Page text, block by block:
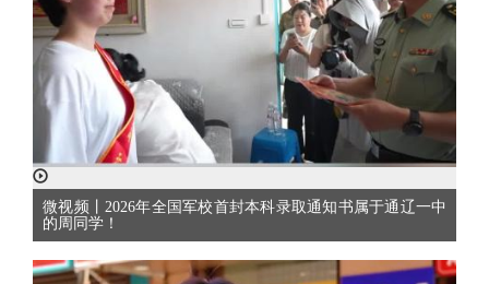
微视频丨2026年全国军校首封本科录取通知书属于通辽一中
的周同学！